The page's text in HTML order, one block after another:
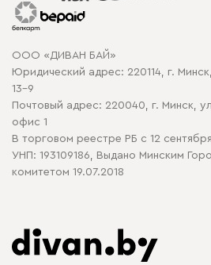
Гарантия
Карта сайта
Политика конфиденциальности
Политика в отношении обработки
ООО «ДИВАН БАЙ»
Юридический адрес: 220114, г.
13-9
Почтовый адрес: 220040, г. Минск,
офис 1
В торговом реестре РБ с 12
УНП: 193109186, Выдано Минским
комитетом 19.07.2018